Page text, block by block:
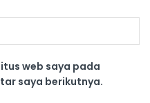
web saya pada
saya berikutnya.